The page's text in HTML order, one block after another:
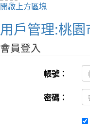
開啟上方區塊
用戶管理:桃
會員登入
帳號：
密碼：